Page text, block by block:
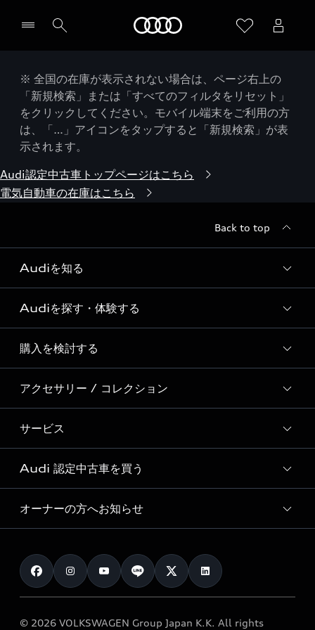
※ 全国の在庫が表示されない場合は、ページ右上の
「新規検索」または「すべてのフィルタをリセット」
をクリックしてください。モバイル端末をご利用の方
は、「…」アイコンをタップすると「新規検索」が表
示されます。
Audi認定中古車トップページはこちら
電気自動車の在庫はこちら
Back to top
Audiを知る
Audi ブランド
Story of Progress
Audi Sport
Formula 1®
デジタルサービス
Audiを探す・体験する
ディーラー検索
新車在庫検索
試乗車・展示車検索
見積り依頼
試乗予約
購入を検討する
モデル一覧
特別仕様モデル / 限定モデル
e-tronラインアップ
価格シミュレーション
車両比較
カタログ一覧
アクセサリー / コレクション
純正アクセサリー
オンラインショップ
Audi collection
アウディナビアプリ
サービス
サービス入庫予約
サービスプログラム
メンテナンス
車検 / 定期点検
e-tronアフターサポート
Audi 認定中古車を買う
Audi認定中古車
クオリティ
保証
メンテナンス
オーナーの方へお知らせ
お知らせ
オーナー様向けキャンペーン
© 2026 VOLKSWAGEN Group Japan K.K. All rights